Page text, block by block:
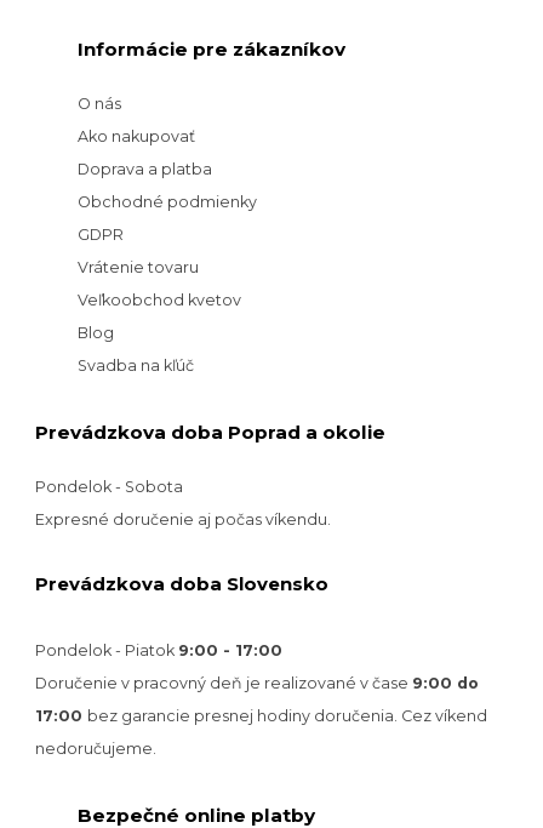
Informácie pre zákazníkov
O nás
Ako nakupovať
Doprava a platba
Obchodné podmienky
GDPR
Vrátenie tovaru
Veľkoobchod kvetov
Blog
Svadba na kľúč
Prevádzkova doba Poprad a okolie
Pondelok - Sobota
Expresné doručenie aj počas víkendu.
Prevádzkova doba Slovensko
Pondelok - Piatok 9:00 - 17:00
Doručenie v pracovný deň je realizované v čase 9:00 do
17:00 bez garancie presnej hodiny doručenia. Cez víkend
nedoručujeme.
Bezpečné online platby